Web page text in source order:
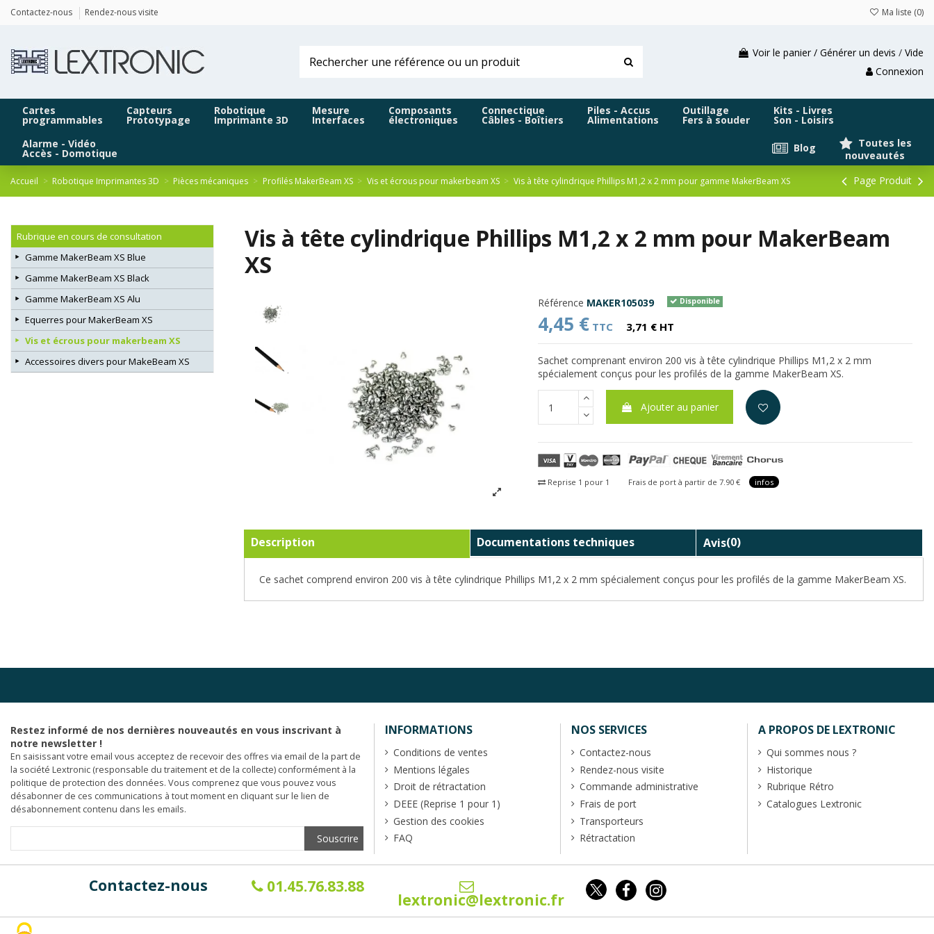
Contactez-nous Rendez-nous visite Ma liste (0)
Voir le panier / Générer un devis / Vide
Connexion
Cartes
programmables
Capteurs
Prototypage
Robotique
Imprimante 3D
Mesure
Interfaces
Composants
électroniques
Connectique
Câbles - Boîtiers
Piles - Accus
Alimentations
Outillage
Fers à souder
Kits - Livres
Son - Loisirs
Alarme - Vidéo
Accès - Domotique
Toutes les
nouveautés
Blog
Accueil Robotique Imprimantes 3D Pièces mécaniques Profilés MakerBeam XS Vis et écrous pour makerbeam XS Vis à tête cylindrique Phillips M1,2 x 2 mm pour gamme MakerBeam XS Page Produit
Vis à tête cylindrique Phillips M1,2 x 2 mm pour MakerBeam
XS
Référence MAKER105039 Disponible
4,45 € TTC 3,71 € HT
Sachet comprenant environ 200 vis à tête cylindrique Phillips M1,2 x 2 mm
spécialement conçus pour les profilés de la gamme MakerBeam XS.
Ajouter au panier
Reprise 1 pour 1 Frais de port à partir de 7.90 € infos
Description Documentations techniques Avis(0)
Ce sachet comprend environ 200 vis à tête cylindrique Phillips M1,2 x 2 mm spécialement conçus pour les profilés de la gamme MakerBeam XS.
Rubrique en cours de consultation
Gamme MakerBeam XS Blue
Gamme MakerBeam XS Black
Gamme MakerBeam XS Alu
Equerres pour MakerBeam XS
Vis et écrous pour makerbeam XS
Accessoires divers pour MakeBeam XS
Restez informé de nos dernières nouveautés en vous inscrivant à
notre newsletter !
En saisissant votre email vous acceptez de recevoir des offres via email de la part de
la société Lextronic (responsable du traitement et de la collecte) conformément à la
politique de protection des données. Vous comprenez que vous pouvez vous
désabonner de ces communications à tout moment en cliquant sur le lien de
désabonnement contenu dans les emails.
INFORMATIONS
Conditions de ventes
Mentions légales
Droit de rétractation
DEEE (Reprise 1 pour 1)
Gestion des cookies
FAQ
NOS SERVICES
Contactez-nous
Rendez-nous visite
Commande administrative
Frais de port
Transporteurs
Rétractation
A PROPOS DE LEXTRONIC
Qui sommes nous ?
Historique
Rubrique Rétro
Catalogues Lextronic
Contactez-nous 01.45.76.83.88
lextronic@lextronic.fr
Panneau de gestion des cookies